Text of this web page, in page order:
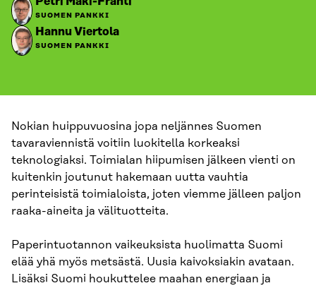
SUOMEN PANKKI
Hannu Viertola
SUOMEN PANKKI
Nokian huippuvuosina jopa neljännes Suomen
tavaraviennistä voitiin luokitella korkeaksi
teknologiaksi. Toimialan hiipumisen jälkeen vienti on
kuitenkin joutunut hakemaan uutta vauhtia
perinteisistä toimialoista, joten viemme jälleen paljon
raaka-aineita ja välituotteita.
Paperintuotannon vaikeuksista huolimatta Suomi
elää yhä myös metsästä. Uusia kaivoksiakin avataan.
Lisäksi Suomi houkuttelee maahan energiaan ja